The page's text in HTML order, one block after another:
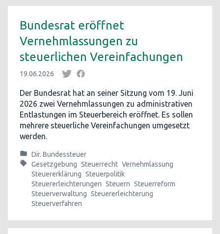
Bundesrat eröffnet
Vernehmlassungen zu
steuerlichen Vereinfachungen
19.06.2026
Der Bundesrat hat an seiner Sitzung vom 19. Juni
2026 zwei Vernehmlassungen zu administrativen
Entlastungen im Steuerbereich eröffnet. Es sollen
mehrere steuerliche Vereinfachungen umgesetzt
werden.
Dir. Bundessteuer
Gesetzgebung Steuerrecht Vernehmlassung
Steuererklärung Steuerpolitik
Steuererleichterungen Steuern Steuerreform
Steuerverwaltung Steuererleichterung
Steuerverfahren